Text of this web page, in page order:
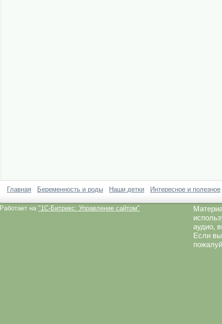
Главная Беременность и роды Наши детки Интересное и полезное
Работает на "1C-Битрикс: Управление сайтом"
аудио,
Если вы